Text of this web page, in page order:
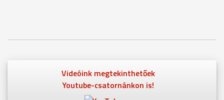
Videóink megtekinthetőek
Youtube-csatornánkon is!